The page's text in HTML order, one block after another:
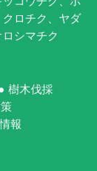
ロチク、ヤダ
シマチク
樹木伐採
報